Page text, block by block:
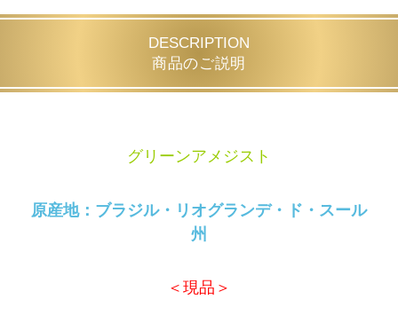
DESCRIPTION
商品のご説明
グリーンアメジスト
原産地：ブラジル・リオグランデ・ド・スール
州
＜現品＞